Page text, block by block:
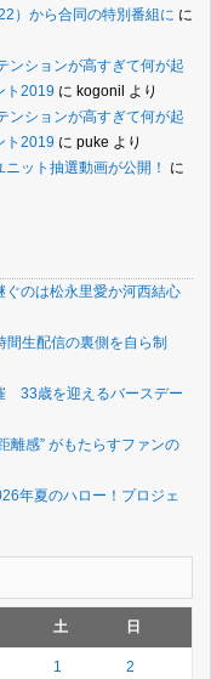
）から合同の特別番組に に
ンションが高すぎて何が起
ト2019 に kogonil より
ンションが高すぎて何が起
ト2019 に puke より
ット抽選動画が公開！
に
のは松永里愛か河西結心
生配信の裏側を自ら制
33歳を迎えるバースデー
感” がもたらすファンの
年夏のハロー！プロジェ
土 日
1 2